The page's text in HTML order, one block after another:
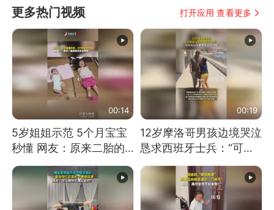
更多热门视频 打开应用 查看更多
00:14
5岁姐姐示范 5个月宝宝
秒懂 网友：原来二胎的
快乐长这样
00:19
12岁摩洛哥男孩边境哭泣
恳求西班牙士兵：“可不
可以不要把我遣返回国”